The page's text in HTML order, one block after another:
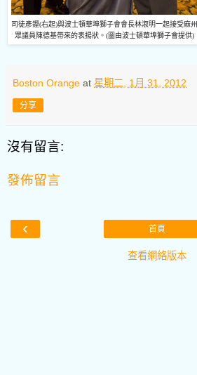
司徒彥鏗(右起)與波士頓華埠獅子會會長林淑明一起接受麻州
眾議員陳德基帶來的表揚狀。 (圖由波士頓華埠獅子會提供)
Boston Orange at 星期二, 1月 31, 2012
分享
沒有留言:
發佈留言
‹ 首頁
查看網絡版本